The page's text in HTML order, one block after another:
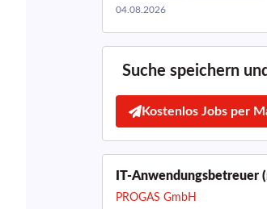
04.08.2026
Suche speichern
Kostenlos Jobs per
IT-Anwendungsbetreuer
PROGAS GmbH